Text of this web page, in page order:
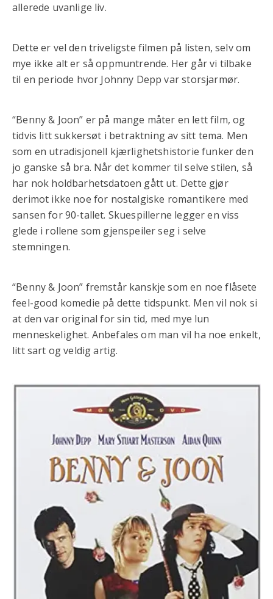
allerede uvanlige liv.
Dette er vel den triveligste filmen på listen, selv om
mye ikke alt er så oppmuntrende. Her går vi tilbake
til en periode hvor Johnny Depp var storsjarmør.
“Benny & Joon” er på mange måter en lett film, og
tidvis litt sukkersøt i betraktning av sitt tema. Men
som en utradisjonell kjærlighetshistorie funker den
jo ganske så bra. Når det kommer til selve stilen, så
har nok holdbarhetsdatoen gått ut. Dette gjør
derimot ikke noe for nostalgiske romantikere med
sansen for 90-tallet. Skuespillerne legger en viss
glede i rollene som gjenspeiler seg i selve
stemningen.
“Benny & Joon” fremstår kanskje som en noe flåsete
feel-good komedie på dette tidspunkt. Men vil nok si
at den var original for sin tid, med mye lun
menneskelighet. Anbefales om man vil ha noe enkelt,
litt sart og veldig artig.